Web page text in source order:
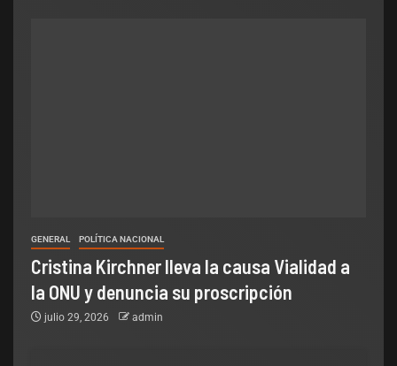
GENERAL POLÍTICA NACIONAL
Cristina Kirchner lleva la causa Vialidad a
la ONU y denuncia su proscripción
julio 29, 2026 admin